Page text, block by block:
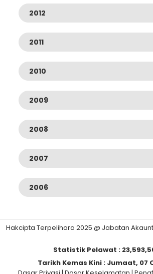
2012
2011
2010
2009
2008
2007
2006
Hakcipta Terpelihara 2025 @ Jabatan
Statistik Pelawat :
Tarikh Kemas Kini : Jumaat, 07